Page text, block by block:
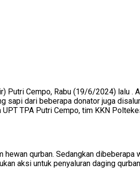
Putri Cempo, Rabu (19/6/2024) lalu .
sapi dari beberapa donator juga
TPA Putri Cempo, tim KKN
qurban. Sedangkan
aksi untuk penyaluran daging